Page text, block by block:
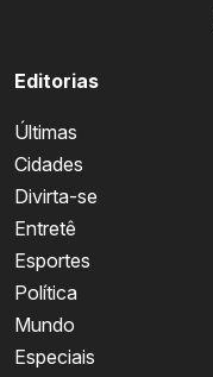
Editorias
Últimas
Cidades
Divirta-se
Entretê
Esportes
Política
Mundo
Especiais